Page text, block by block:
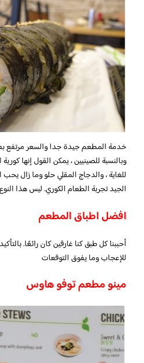
خدمة المطعم جيدة جدا والسعر مرتفع
وبالنسبة للصينيين ، يمكن القول إنها
الجيد تجربة الطعام الكوري. ليس هذا
افضل اطباق المطعم
أحببنا كل طبق كنا غارقين كان رائعًا.
للإعجاب وما يفوق التوقعات
مينو مطعم توفو هاوس